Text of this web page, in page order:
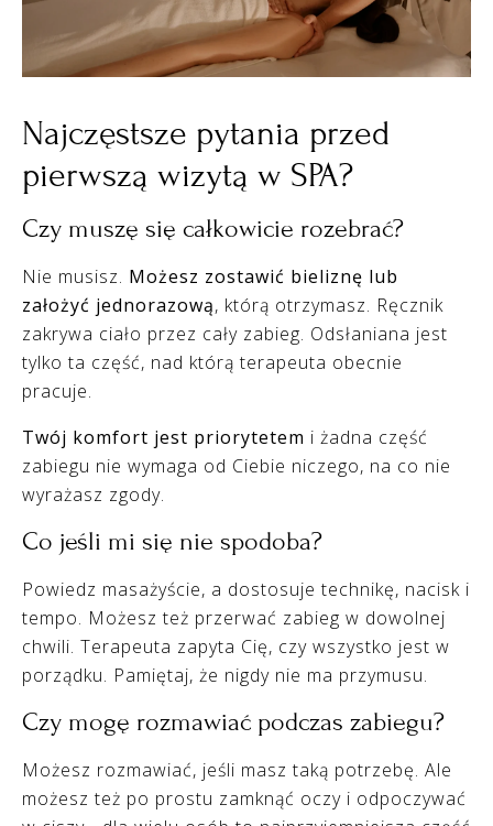
Najczęstsze pytania przed
pierwszą wizytą w SPA?
Czy muszę się całkowicie rozebrać?
Nie musisz. Możesz zostawić bieliznę lub
założyć jednorazową, którą otrzymasz. Ręcznik
zakrywa ciało przez cały zabieg. Odsłaniana jest
tylko ta część, nad którą terapeuta obecnie
pracuje.
Twój komfort jest priorytetem i żadna część
zabiegu nie wymaga od Ciebie niczego, na co nie
wyrażasz zgody.
Co jeśli mi się nie spodoba?
Powiedz masażyście, a dostosuje technikę, nacisk i
tempo. Możesz też przerwać zabieg w dowolnej
chwili. Terapeuta zapyta Cię, czy wszystko jest w
porządku. Pamiętaj, że nigdy nie ma przymusu.
Czy mogę rozmawiać podczas zabiegu?
Możesz rozmawiać, jeśli masz taką potrzebę. Ale
możesz też po prostu zamknąć oczy i odpoczywać